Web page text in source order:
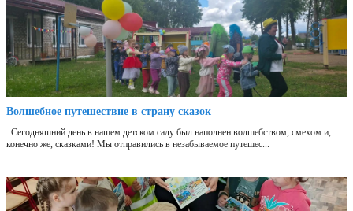
Волшебное путешествие в страну сказок
Сегодняшний день в нашем детском саду был наполнен волшебством, смехом и,
конечно же, сказками! Мы отправились в незабываемое путешес...